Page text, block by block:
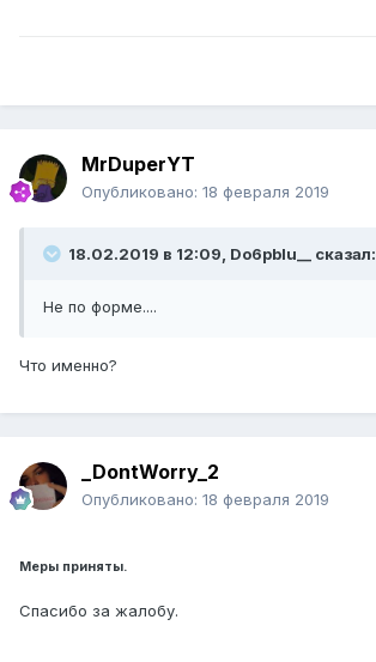
MrDuperYT
Опубликовано: 18 февраля 2019
18.02.2019 в 12:09, Do6pbIu__ сказал:
Не по форме....
Что именно?
_DontWorry_2
Опубликовано: 18 февраля 2019
Меры приняты.
Спасибо за жалобу.